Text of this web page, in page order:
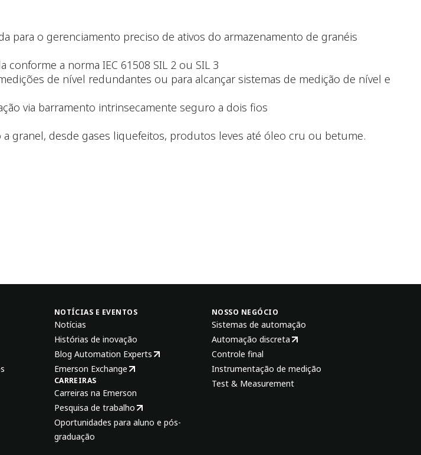
para o gerenciamento preciso de ativos do armazenamento de granéis
a norma IEC 61508 SIL 2 ou SIL 3
de nível redundantes ou para alcançar sistemas de medição de nível e
via barramento intrinsecamente seguro a dois fios
granel, desde gases liquefeitos, produtos leves até óleo cru ou betume.
NOTÍCIAS E EVENTOS
Notícias
Histórias de inovação
Blog Automation Experts
Emerson Exchange
CARREIRAS
Carreiras na Emerson
Pesquisa de trabalho
Oportunidades para aluno e pós-
graduação
NOSSO NEGÓCIO
Sistemas de automação
Automação discreta
Controle final
Instrumentação de medição
Test & Measurement